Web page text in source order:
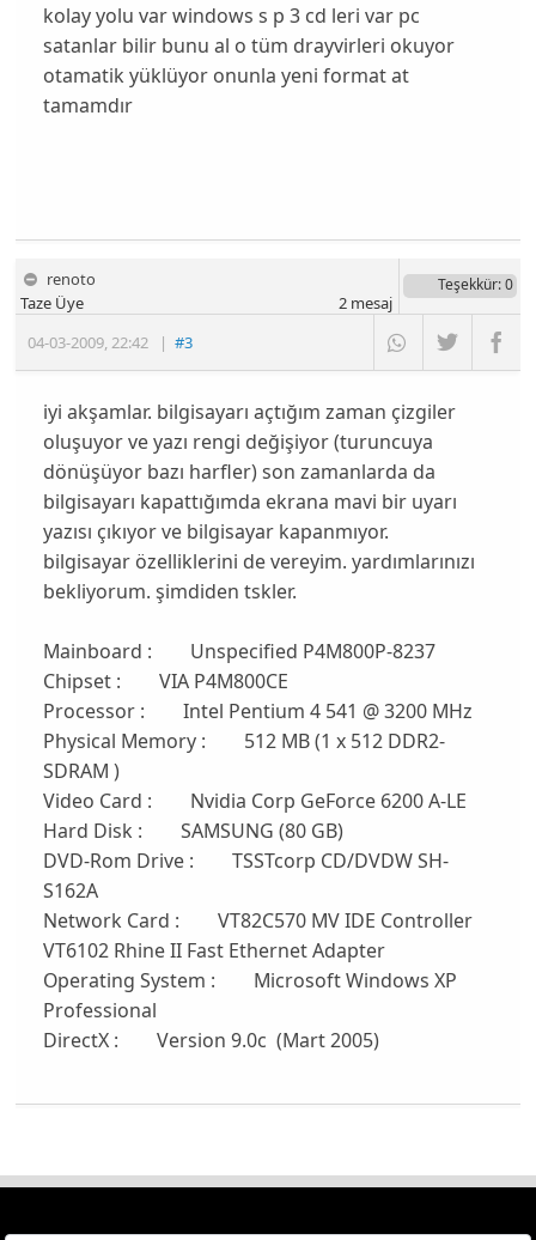
kolay yolu var windows s p 3 cd leri var pc
satanlar bilir bunu al o tüm drayvirleri okuyor
otamatik yüklüyor onunla yeni format at
tamamdır
renoto
04-03-2009,22:42 |#3
Taze Üye
Teşekkür: 0
2mesaj
iyi akşamlar. bilgisayarı açtığım zaman çizgiler
oluşuyor ve yazı rengi değişiyor (turuncuya
dönüşüyor bazı harfler) son zamanlarda da
bilgisayarı kapattığımda ekrana mavi bir uyarı
yazısı çıkıyor ve bilgisayar kapanmıyor.
bilgisayar özelliklerini de vereyim. yardımlarınızı
bekliyorum. şimdiden tskler.
Mainboard : Unspecified P4M800P-8237
Chipset : VIA P4M800CE
Processor : Intel Pentium 4 541 @ 3200 MHz
Physical Memory : 512 MB (1 x 512 DDR2-
SDRAM )
Video Card : Nvidia Corp GeForce 6200 A-LE
Hard Disk : SAMSUNG (80 GB)
DVD-Rom Drive : TSSTcorp CD/DVDW SH-
S162A
Network Card : VT82C570 MV IDE Controller
VT6102 Rhine II Fast Ethernet Adapter
Operating System : Microsoft Windows XP
Professional
DirectX : Version 9.0c (Mart 2005)